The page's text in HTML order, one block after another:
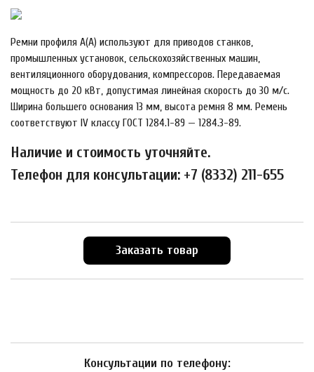
Ремни профиля A(А) используют для приводов станков,
промышленных установок, сельскохозяйственных машин,
вентиляционного оборудования, компрессоров. Передаваемая
мощность до 20 кВт, допустимая линейная скорость до 30 м/с.
Ширина большего основания 13 мм, высота ремня 8 мм. Ремень
соответствуют IV классу ГОСТ 1284.1-89 — 1284.3-89.
Наличие и стоимость уточняйте.
Телефон для консультации: +7 (8332) 211-655
Заказать товар
Консультации по телефону: